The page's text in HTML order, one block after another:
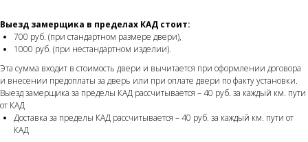
Выезд замерщика в пределах КАД стоит:
700 руб. (при стандартном размере двери),
1000 руб. (при нестандартном изделии).
Эта сумма входит в стоимость двери и вычитается при оформлении договора
и внесении предоплаты за дверь или при оплате двери по факту установки.
Выезд замерщика за пределы КАД рассчитывается – 40 руб. за каждый км. пути
от КАД
Доставка за пределы КАД рассчитывается – 40 руб. за каждый км. пути от
КАД